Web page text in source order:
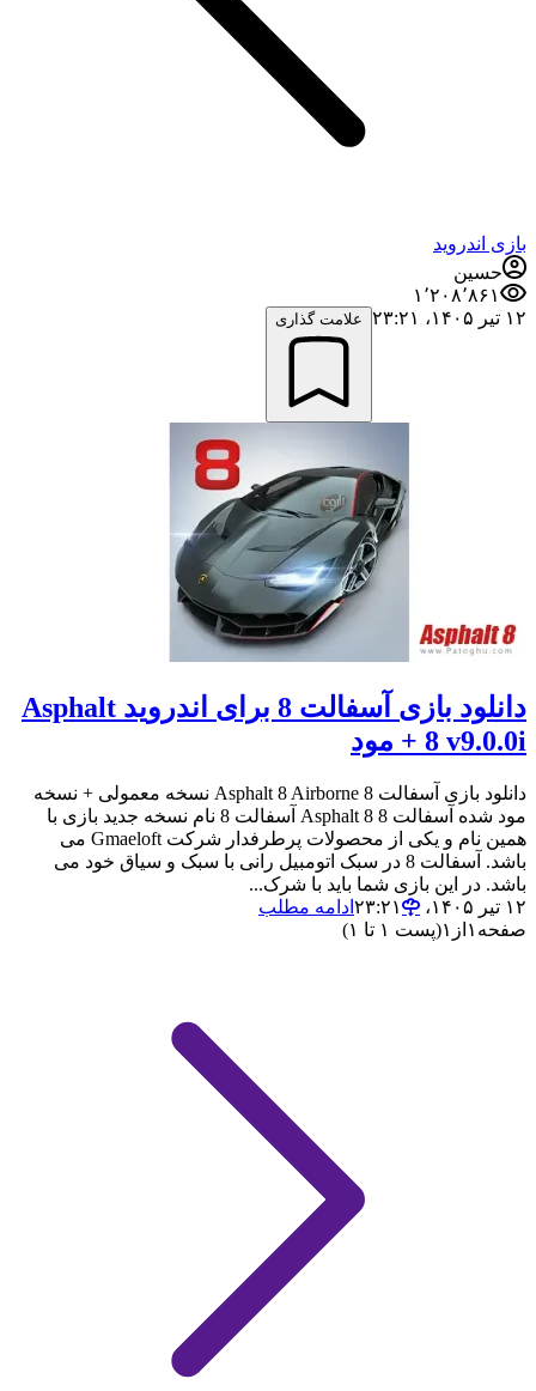
بازی اندروید
حسین
۱٬۲۰۸٬۸۶۱
۱۲ تیر ۱۴۰۵،‏ ۲۳:۲۱
علامت گذاری
دانلود بازی آسفالت 8 برای اندروید Asphalt
8 v9.0.0i + مود
دانلود بازی آسفالت 8 Asphalt 8 Airborne نسخه معمولی + نسخه
مود شده آسفالت 8 Asphalt 8 آسفالت 8 نام نسخه جدید بازی با
همین نام و یکی از محصولات پرطرفدار شرکت Gmaeloft می
باشد. آسفالت 8 در سبک اتومبیل رانی با سبک و سیاق خود می
باشد. در این بازی شما باید با شرک...
۱۲ تیر ۱۴۰۵،‏ ۲۳:۲۱
ادامه مطلب
صفحه ۱ از ۱(پست ۱ تا ۱)